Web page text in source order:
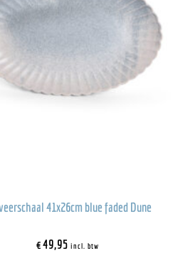
41x26cm blue faded Dune
€49,95 incl. btw